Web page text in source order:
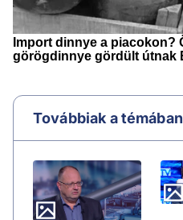
Továbbiak a témában